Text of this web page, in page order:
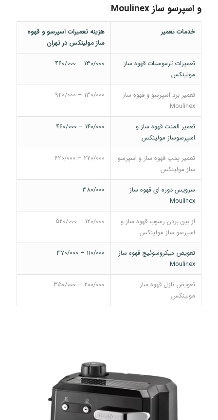
و اسپرسو ساز Moulinex
خدمات تعمیر
هزینه تعمیرات اسپرسو و قهوه
ساز مولینکس در تهران
تعمیرات ترموستات قهوه ساز
مولینکس
130/000 – 460/000
تعمیر برد اسپرسو و قهوه ساز
Moulinex
130/000 – 920/000
تعمیر المنت قهوه ساز و
اسپرسوساز مولینکس
140/000 – 460/000
تعمیر پمپ قهوه ساز و اسپرسو
ساز مولینکس
220/000 – 620/000
سرویس دوره ای قهوه ساز
Moulinex
380/000
از بین بردن رسوب قهوه ساز و
اسپرسو ساز مولینکس
120/000 – 520/000
تعویض میکروسوئیچ قهوه ساز
Moulinex
110/000 – 370/000
تعویض نازل قهوه ساز
مولینکس
200/000 – 350/000